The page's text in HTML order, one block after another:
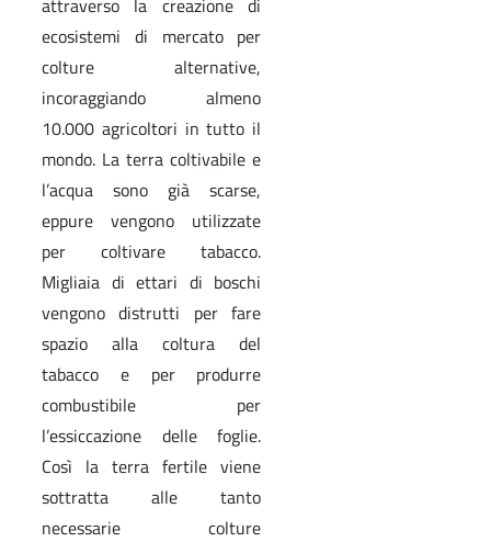
ecosistemi di mercato per
colture alternative,
incoraggiando almeno
10.000 agricoltori in tutto il
mondo. La terra coltivabile e
l’acqua sono già scarse,
eppure vengono utilizzate
per coltivare tabacco.
Migliaia di ettari di boschi
vengono distrutti per fare
spazio alla coltura del
tabacco e per produrre
combustibile per
l’essiccazione delle foglie.
Così la terra fertile viene
sottratta alle tanto
necessarie colture